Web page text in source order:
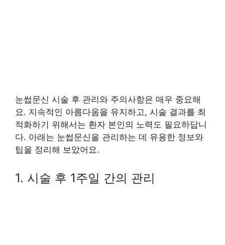
눈썹문신 시술 후 관리와 주의사항은 매우 중요해
요. 지속적인 아름다움을 유지하고, 시술 결과를 최
적화하기 위해서는 환자 본인의 노력도 필요하답니
다. 아래는 눈썹문신을 관리하는 데 유용한 정보와
팁을 정리해 보았어요.
1. 시술 후 1주일 간의 관리